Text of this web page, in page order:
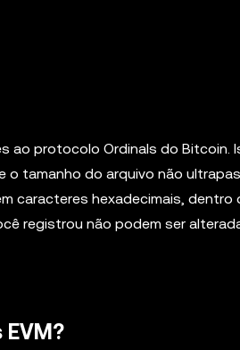
ao protocolo Ordinals do Bitcoin.
o tamanho do arquivo não
caracteres hexadecimais, dentro
registrou não podem ser